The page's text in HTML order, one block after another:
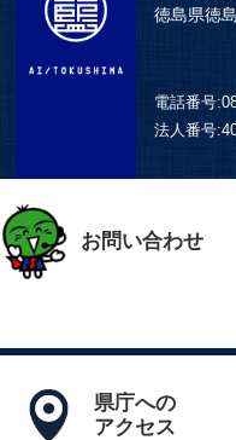
徳島県徳
電話番号:
法人番号:
お問い合わせ
県庁への
アクセス